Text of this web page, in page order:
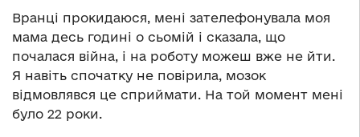
Вранці прокидаюся, мені зателефонувала моя
мама десь годині о сьомій і сказала, що
почалася війна, і на роботу можеш вже не йти.
Я навіть спочатку не повірила, мозок
відмовлявся це сприймати. На той момент мені
було 22 роки.